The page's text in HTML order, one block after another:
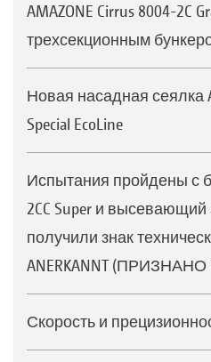
AMAZONE Cirrus 8004-2C
трехсекционным
Новая насадная сеялка
Special EcoLine
Испытания пройдены с
2CC Super и высевающий
получили знак
ANERKANNT (ПРИЗНАНО
Скорость и